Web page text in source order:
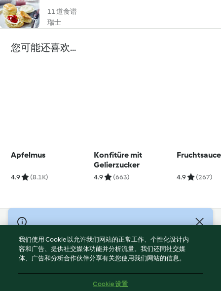
11 道食谱
瑞士
您可能还喜欢...
Apfelmus
4.9 (8.1K)
Konfitüre mit
Gelierzucker
4.9 (663)
Fruchtsauce
4.9 (267)
© Copyright 2021-2023 福维克信息科技(上海)有限公司 版权所有
2026
使用规定
我们使用 Cookie 以允许我们网站的正常工作、个性化设计内
容和广告、提供社交媒体功能并分析流量。我们还同社交媒
体、广告和分析合作伙伴分享有关您使用我们网站的信息。
Cookie 设置